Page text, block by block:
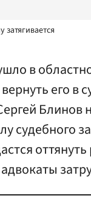
в
его в
Блинов
судебного